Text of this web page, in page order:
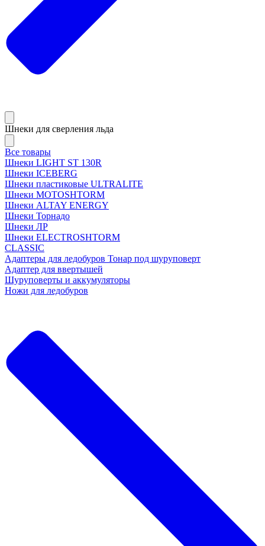
Шнеки для сверления льда
Все товары
Шнеки LIGHT ST 130R
Шнеки ICEBERG
Шнеки пластиковые ULTRALITE
Шнеки MOTOSHTORM
Шнеки ALTAY ENERGY
Шнеки Торнадо
Шнеки ЛР
Шнеки ELECTROSHTORM
CLASSIC
Адаптеры для ледобуров Тонар под шуруповерт
Адаптер для ввертышей
Шуруповерты и аккумуляторы
Ножи для ледобуров